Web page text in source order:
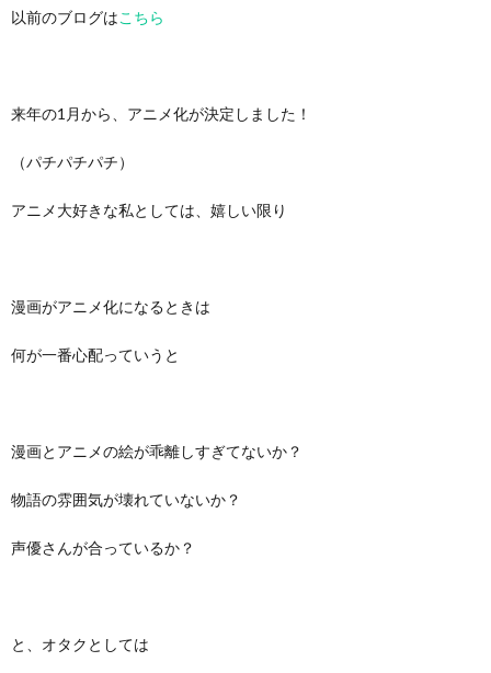
以前のブログはこちら
来年の1月から、アニメ化が決定しました！
（パチパチパチ）
アニメ大好きな私としては、嬉しい限り
漫画がアニメ化になるときは
何が一番心配っていうと
漫画とアニメの絵が乖離しすぎてないか？
物語の雰囲気が壊れていないか？
声優さんが合っているか？
と、オタクとしては